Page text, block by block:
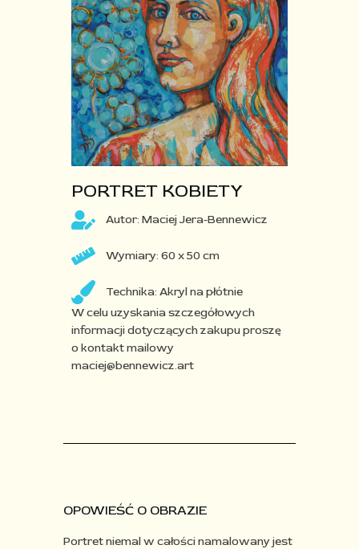
PORTRET KOBIETY​
Autor: Maciej Jera-Bennewicz
Wymiary: 60 x 50 cm
Technika: Akryl na płótnie
W celu uzyskania szczegółowych
informacji dotyczących zakupu proszę
o kontakt mailowy
maciej@bennewicz.art
OPOWIEŚĆ O OBRAZIE
Portret niemal w całości namalowany jest